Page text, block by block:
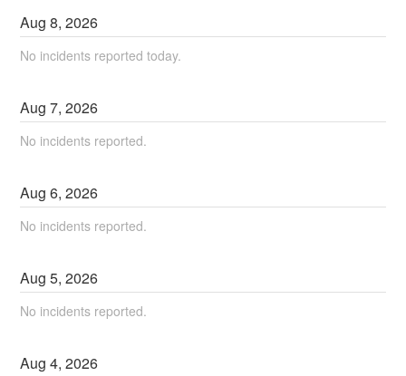
Aug8,2026
No incidents reported today.
Aug7,2026
No incidents reported.
Aug6,2026
No incidents reported.
Aug5,2026
No incidents reported.
Aug4,2026